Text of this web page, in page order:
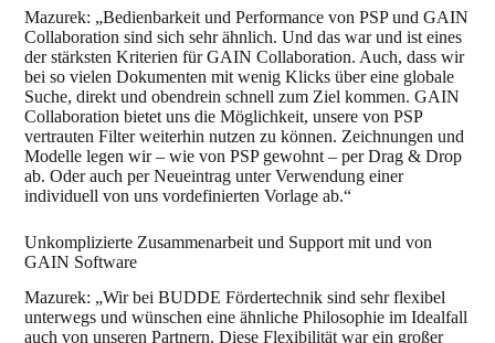
Mazurek: „Bedienbarkeit und Performance von PSP und GAIN
Collaboration sind sich sehr ähnlich. Und das war und ist eines
der stärksten Kriterien für GAIN Collaboration. Auch, dass wir
bei so vielen Dokumenten mit wenig Klicks über eine globale
Suche, direkt und obendrein schnell zum Ziel kommen. GAIN
Collaboration bietet uns die Möglichkeit, unsere von PSP
vertrauten Filter weiterhin nutzen zu können. Zeichnungen und
Modelle legen wir – wie von PSP gewohnt – per Drag & Drop
ab. Oder auch per Neueintrag unter Verwendung einer
individuell von uns vordefinierten Vorlage ab.“
Unkomplizierte Zusammenarbeit und Support mit und von
GAIN Software
Mazurek: „Wir bei BUDDE Fördertechnik sind sehr flexibel
unterwegs und wünschen eine ähnliche Philosophie im Idealfall
auch von unseren Partnern. Diese Flexibilität war ein großer